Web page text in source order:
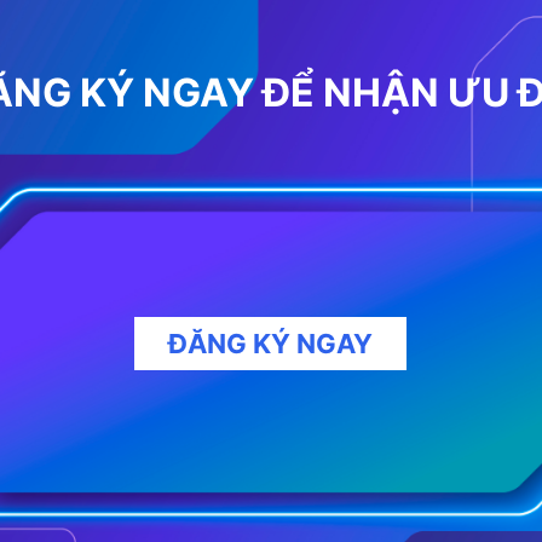
KÝ NGAY ĐỂ NHẬN ƯU
ĐĂNG KÝ NGAY